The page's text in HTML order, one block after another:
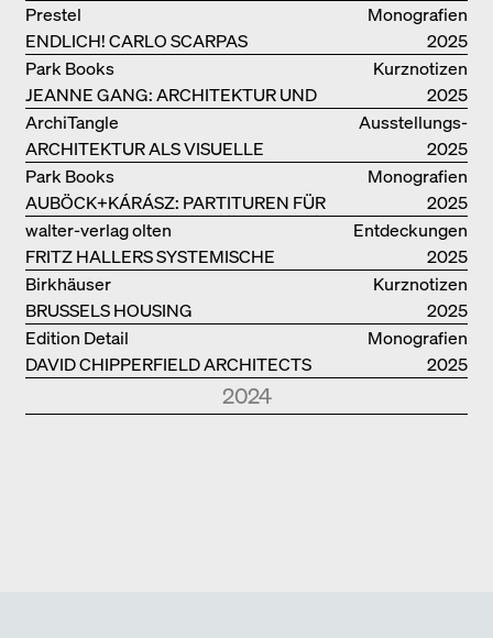
Monografien
ENDLICH! CARLO SCARPAS
GESAMTWERK
Prestel
2025
Kurznotizen
JEANNE GANG: ARCHITEKTUR UND
DIE KUNST DES PFROPFENS
Park Books
2025
Ausstellungs­
kataloge
ARCHITEKTUR ALS VISUELLE
INVESTIGATION
ArchiTangle
2025
Monografien
AUBÖCK+KÁRÁSZ: PARTITUREN FÜR
OFFENE RÄUME
Park Books
2025
Entdeckungen
FRITZ HALLERS SYSTEMISCHE
STADTUTOPIE
walter-verlag olten
2025
Kurznotizen
BRUSSELS HOUSING
Birkhäuser
2025
Monografien
DAVID CHIPPERFIELD ARCHITECTS
Edition Detail
2025
2024